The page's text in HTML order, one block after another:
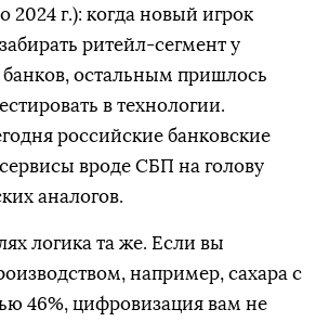
2024 г.): когда новый игрок
ритейл-сегмент у
остальным пришлось
в технологии.
российские банковские
вроде СБП на голову
аналогов.
логика та же. Если вы
например, сахара с
46%, цифровизация вам не